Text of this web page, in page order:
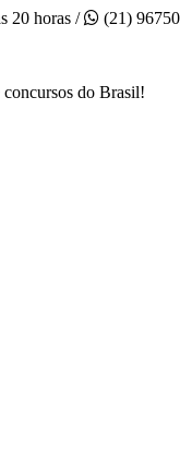
20 horas /
(21)
do Brasil!